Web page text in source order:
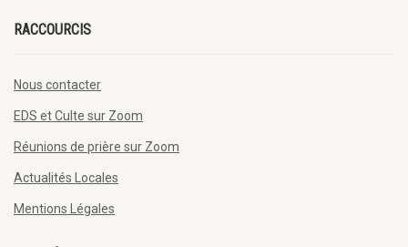
RACCOURCIS
Nous contacter
EDS et Culte sur Zoom
Réunions de prière sur Zoom
Actualités Locales
Mentions Légales